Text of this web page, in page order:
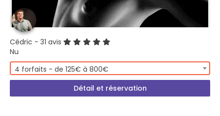
Cédric - 31 avis
Nu
4 forfaits - de 125€ à 800€
Détail et réservation